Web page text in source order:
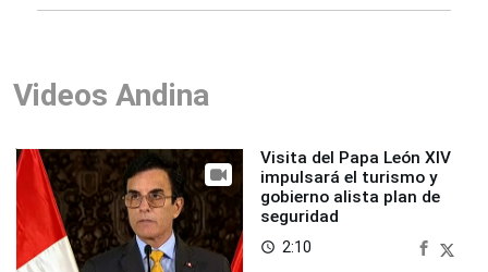
Videos Andina
Visita del Papa León XIV
impulsará el turismo y
gobierno alista plan de
seguridad
access_time 2:10